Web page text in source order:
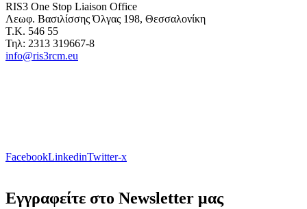
RIS3 One Stop Liaison Office
Λεωφ. Βασιλίσσης Όλγας 198, Θεσσαλονίκη
Τ.Κ. 546 55
Τηλ: 2313 319667-8
info@ris3rcm.eu
FacebookLinkedinTwitter-x
Εγγραφείτε στο Newsletter μας